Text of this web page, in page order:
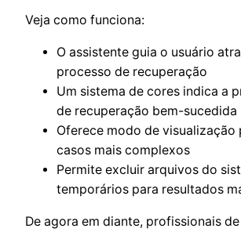
Veja como funciona:
O assistente guia o usuário
processo de recuperação
Um sistema de cores indica a
de recuperação bem-sucedida
Oferece modo de visualização
casos mais complexos
Permite excluir arquivos do
temporários para resultados
De agora em diante, profissionais de